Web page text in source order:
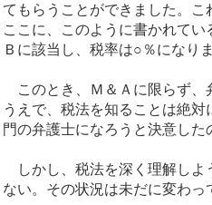
てもらうことができました。
ここに、このように書かれて
Ｂに該当し、税率は○％になり
このとき、Ｍ＆Ａに限らず、
うえで、税法を知ることは絶
門の弁護士になろうと決意した
しかし、税法を深く理解しよ
ない。その状況は未だに変わっ